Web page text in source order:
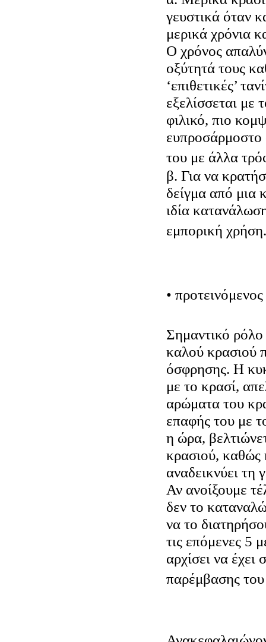
γευστικά όταν
μερικά χρόνια
Ο χρόνος
οξύτητά τους
‘επιθετικές’
εξελίσσεται με
φιλικό, πιο
ευπροσάρμοστο
του με άλλα
β. Για να
δείγμα από μια
ιδία
εμπορική χρήση.
•
Σημαντικό
καλού κρασιού
όσφρησης. Η
με το κρασί,
αρώματα του
επαφής του με
η ώρα,
κρασιού, καθώς
αναδεικνύει τη
Αν ανοίξουμε
δεν το
να το
τις επόμενες 5
αρχίσει να έχει
παρέμβασης